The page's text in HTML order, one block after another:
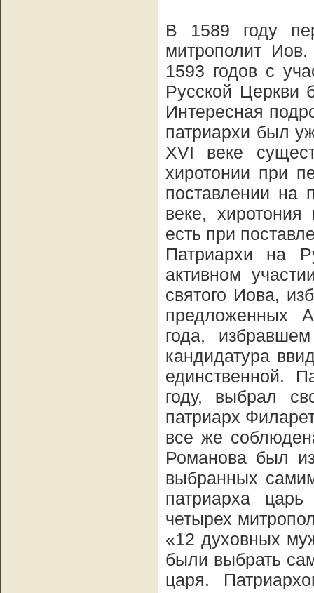
В 1589 году
митрополит
1593 годов с
Русской Церкви
Интересная
патриархи был
XVI веке
хиротонии при
поставлении на
веке,
есть при
Патриархи на
активном
святого Иова,
предложенных
года,
кандидатура
единственной.
году, выбрал
патриарх
все же
Романова был
выбранных
патриарха
четырех
«12 духовных
были выбрать
царя.